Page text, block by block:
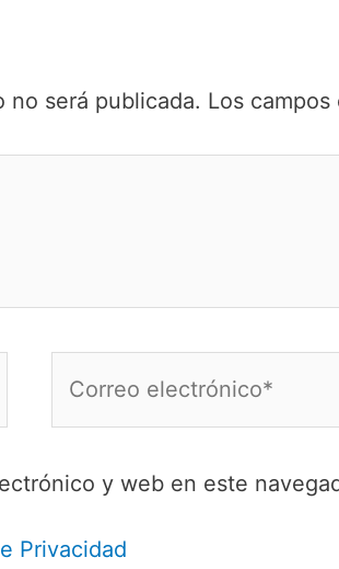
será publicada. Los
y web en este
Privacidad